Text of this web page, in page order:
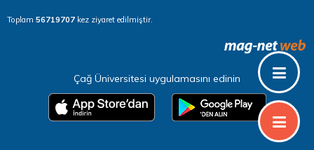
Toplam 56719707 kez ziyaret edilmiştir.
Çağ Üniversitesi uygulamasını edinin